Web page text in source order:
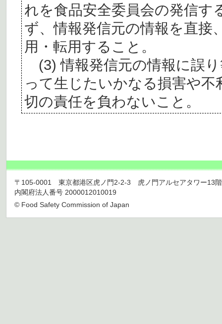
れを食品安全委員会の発信す
ず、情報発信元の情報を直接
用・転用すること。
(3) 情報発信元の情報に誤
って生じたいかなる損害や
切の責任を負わないこと。
〒105-0001 東京都港区虎ノ門2-2-3 虎ノ門アルセアタワー13
内閣府法人番号 2000012010019
© Food Safety Commission of Japan